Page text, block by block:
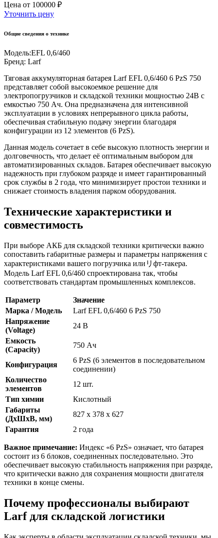
Цена от 100000 ₽
Уточнить цену
Общие сведения о технике
Модель:EFL 0,6/460
Бренд: Larf
Тяговая аккумуляторная батарея Larf EFL 0,6/460 6 PzS 750
представляет собой высокоемкое решение для
электропогрузчиков и складской техники мощностью 24В с
емкостью 750 Ач. Она предназначена для интенсивной
эксплуатации в условиях непрерывного цикла работы,
обеспечивая стабильную подачу энергии благодаря
конфигурации из 12 элементов (6 PzS).
Данная модель сочетает в себе высокую плотность энергии и
долговечность, что делает её оптимальным выбором для
автоматизированных складов. Батарея обеспечивает высокую
надежность при глубоком разряде и имеет гарантированный
срок службы в 2 года, что минимизирует простои техники и
снижает стоимость владения парком оборудования.
Технические характеристики и
совместимость
При выборе АКБ для складской техники критически важно
сопоставить габаритные размеры и параметры напряжения с
характеристиками вашего погрузчика илиリфт-такера.
Модель Larf EFL 0,6/460 спроектирована так, чтобы
соответствовать стандартам промышленных комплексов.
Параметр
Значение
Марка / Модель
Larf EFL 0,6/460 6 PzS 750
Напряжение
(Voltage)
24 В
Емкость
(Capacity)
750 Ач
Конфигурация
6 PzS (6 элементов в последовательном
соединении)
Количество
элементов
12 шт.
Тип химии
Кислотный
Габариты
(ДхШхВ, мм)
827 x 378 x 627
Гарантия
2 года
Важное примечание: Индекс «6 PzS» означает, что батарея
состоит из 6 блоков, соединенных последовательно. Это
обеспечивает высокую стабильность напряжения при разряде,
что критически важно для сохранения мощности двигателя
техники в конце смены.
Почему профессионалы выбирают
Larf для складской логистики